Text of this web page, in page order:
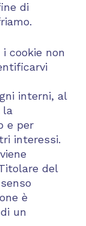
di
cookie non
interni, al
la
e per
interessi.
del
è
un